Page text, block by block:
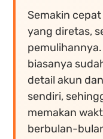
Semakin
yang diretas,
biasanya
detail akun
sendiri,
memakan
berbulan-